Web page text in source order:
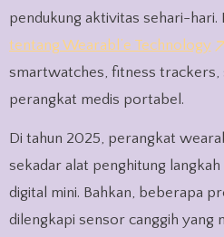
pendukung aktivitas sehari-hari.
tentang Wearabl’e Technology
smartwatches, fitness trackers,
perangkat medis portabel.
Di tahun 2025, perangkat
sekadar alat penghitung
digital mini. Bahkan, beberapa
dilengkapi sensor canggih yang